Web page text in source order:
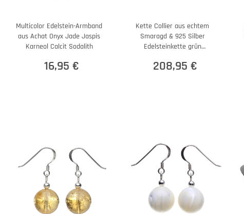
Multicolor Edelstein-Armband
aus Achat Onyx Jade Jaspis
Karneol Calcit Sodalith
16,95 €
Kette Collier aus echtem
Smaragd & 925 Silber
Edelsteinkette grün
208,95 €